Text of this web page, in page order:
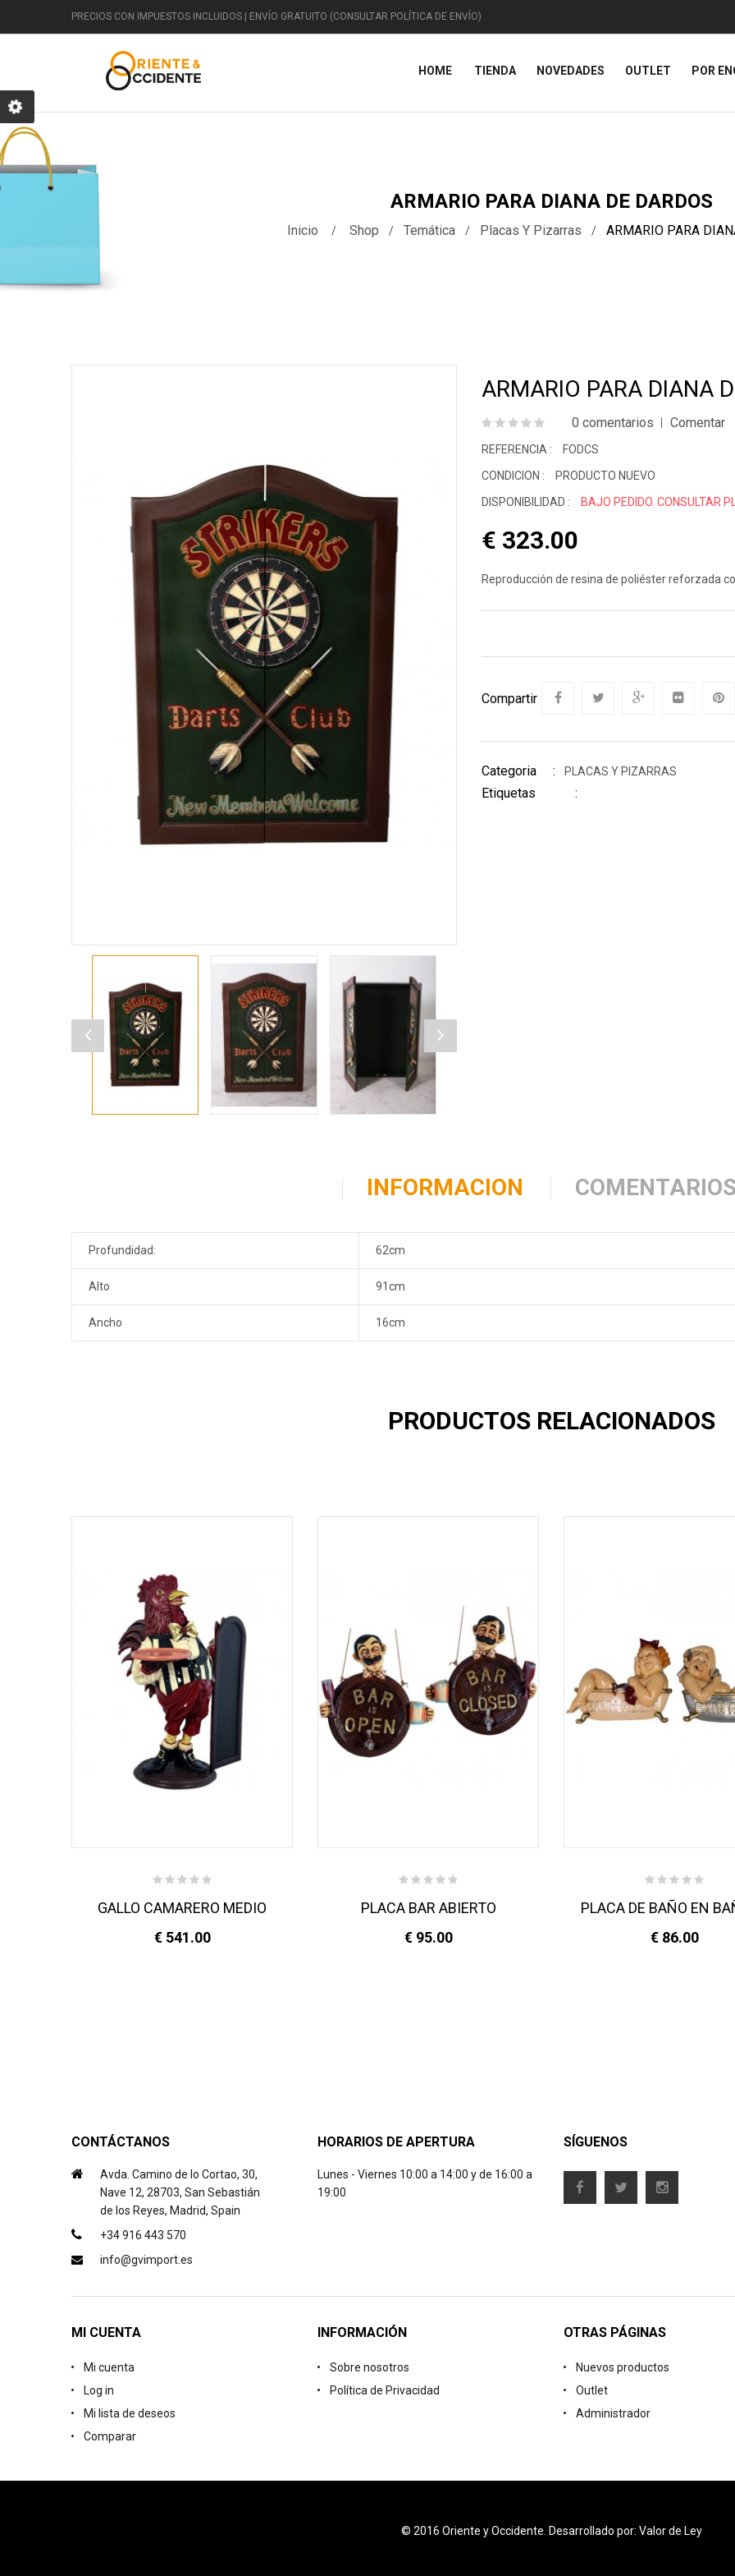
PRECIOS CON IMPUESTOS INCLUIDOS | ENVÍO GRATUITO (CONSULTAR POLÍTICA DE ENVÍO)
HOME TIENDA
Maceteros
Máscaras
NOVEDADES OUTLET POR
ARMARIO PARA DIANA DE DARDOS
Inicio Shop Temática Placas Y Pizarras ARMARIO PARA
ARMARIO PARA DIANA
0 comentarios Comentar
REFERENCIA :
FODCS
CONDICION :
PRODUCTO NUEVO
DISPONIBILIDAD :
BAJO PEDIDO. CONSULTAR
€ 323.00
Reproducción de resina de poliéster reforzada
Compartir
Categoria : PLACAS Y PIZARRAS
Etiquetas :
INFORMACION
Profundidad: 62cm
Alto 91cm
Ancho 16cm
PRODUCTOS RELACIONADOS
GALLO CAMARERO MEDIO
€ 541.00
PLACA BAR ABIERTO
€ 95.00
PLACA DE BAÑO EN
€ 86.00
CONTÁCTANOS
Avda. Camino de lo Cortao, 30,
Nave 12, 28703, San Sebastián
de los Reyes, Madrid, Spain
+34 916 443 570
info@gvimport.es
HORARIOS DE APERTURA
Lunes - Viernes 10:00 a 14:00 y de 16:00 a
19:00
SÍGUENOS
MI CUENTA
Mi cuenta
Log in
Mi lista de deseos
Comparar
INFORMACIÓN
Sobre nosotros
Política de Privacidad
OTRAS PÁGINAS
Nuevos productos
Outlet
Administrador
© 2016 Oriente y Occidente. Desarrollado por: Valor de Ley